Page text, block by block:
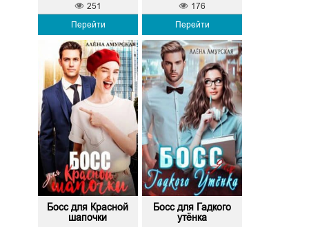
Перейти
251
Перейти
176
Босс для Красной
шапочки
Босс для Гадкого
утёнка